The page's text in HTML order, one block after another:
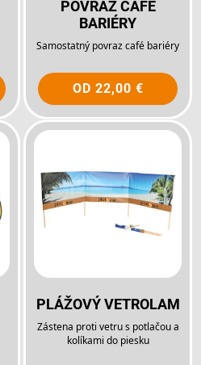
POVRAZ CAFÉ
BARIÉRY
Samostatný povraz café bariéry
OD 22,00 €
PLÁŽOVÝ VETROLAM
Zástena proti vetru s potlačou a
kolíkami do piesku